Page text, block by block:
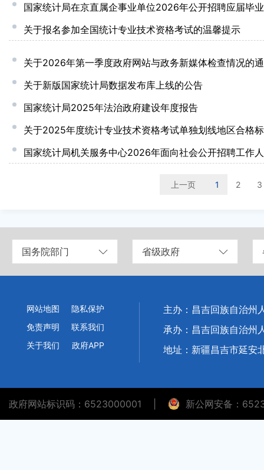
国家统计局在京直属企事业单位2026年公开招聘应届毕
关于报名参加全国统计专业技术资格考试的温馨提示
关于2026年第一季度政府网站与政务新媒体检查情况的
关于新版国家统计局数据发布库上线的公告
国家统计局2025年法治政府建设年度报告
关于2025年度统计专业技术资格考试单独划线地区合格
国家统计局机关服务中心2026年面向社会公开招聘工作
上一页 1 2 3
国务院部门 省级政府
网站地图
隐私保护
免责声明
联系我们
关于我们
政府APP
主办：昌吉回族自治州
承办：昌吉回族自治州
地址：新疆昌吉市延安
政府网站标识码：6523000001 新公网安备：